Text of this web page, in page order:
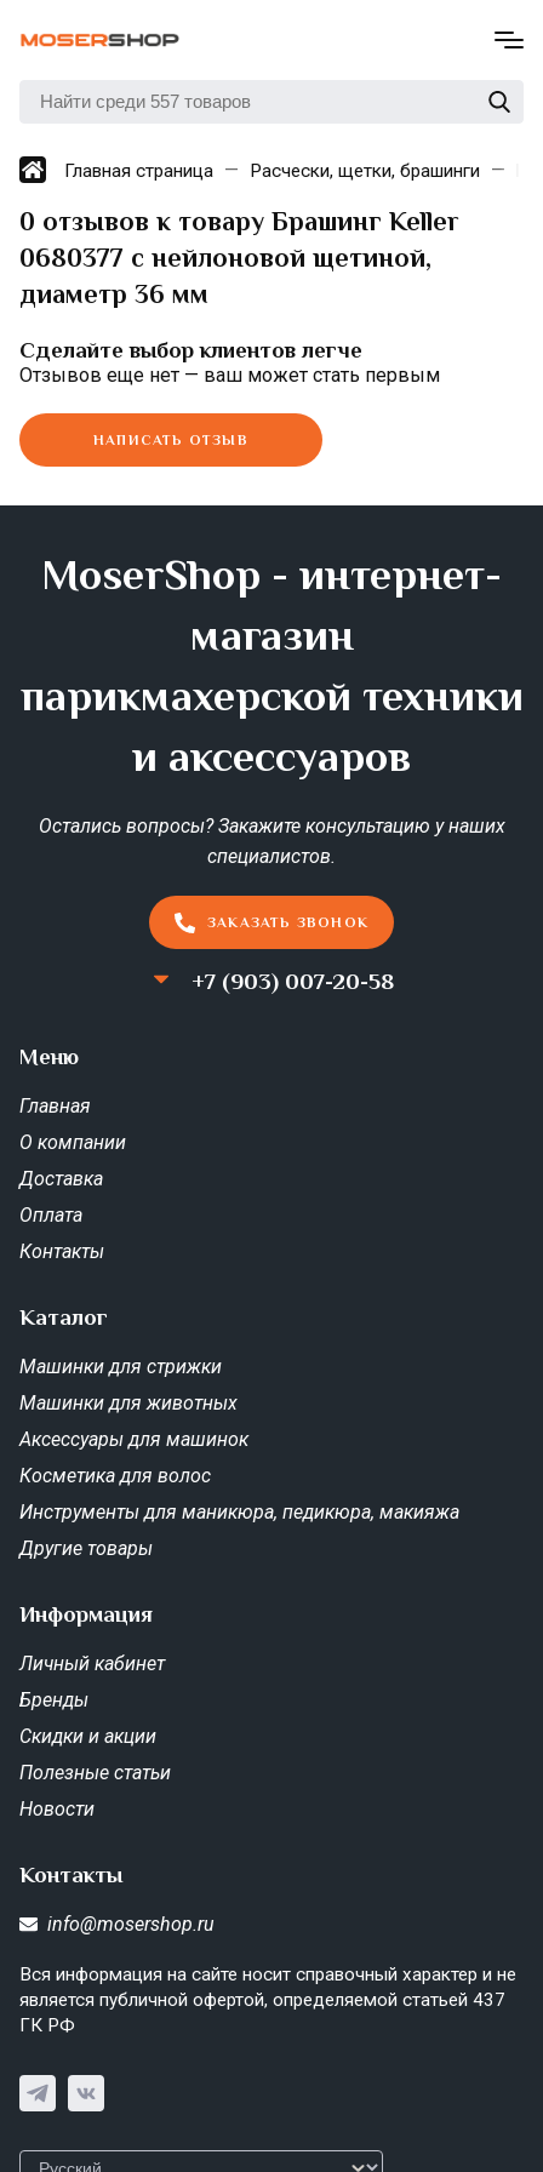
Главная страница Расчески, щетки, брашинги
0 отзывов к товару Брашинг Keller
0680377 с нейлоновой щетиной,
диаметр 36 мм
Сделайте выбор клиентов легче
Отзывов еще нет — ваш может стать первым
НАПИСАТЬ ОТЗЫВ
MoserShop - интернет-
магазин
парикмахерской техники
и аксессуаров
Остались вопросы? Закажите консультацию у наших
специалистов.
ЗАКАЗАТЬ ЗВОНОК
+7 (903) 007-20-58
Меню
Главная
О компании
Доставка
Оплата
Контакты
Каталог
Машинки для стрижки
Машинки для животных
Аксессуары для машинок
Косметика для волос
Инструменты для маникюра, педикюра, макияжа
Другие товары
Информация
Личный кабинет
Бренды
Скидки и акции
Полезные статьи
Новости
Контакты
info@mosershop.ru
Вся информация на сайте носит справочный характер и не
является публичной офертой, определяемой статьей 437
ГК РФ